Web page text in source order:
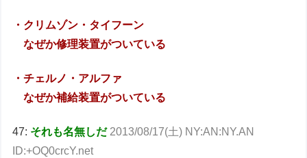
・クリムゾン・タイフーン
なぜか修理装置がついている
・チェルノ・アルファ
なぜか補給装置がついている
47: それも名無しだ 2013/08/17(土) NY:AN:NY.AN
ID:+OQ0crcY.net